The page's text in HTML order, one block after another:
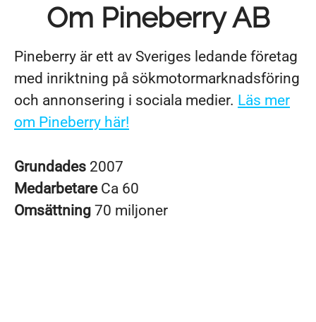
Om Pineberry AB
Pineberry är ett av Sveriges ledande företag
med inriktning på sökmotormarknadsföring
och annonsering i sociala medier. Läs mer
om Pineberry här!
Grundades 2007
Medarbetare Ca 60
Omsättning 70 miljoner